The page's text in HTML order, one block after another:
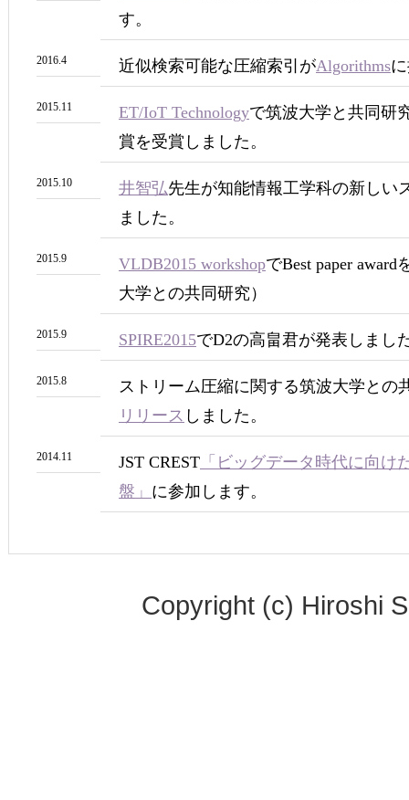
す。
2016.4 近似検索可能な圧縮索引がAlgorithms
2015.11 ET/IoT Technologyで筑波大学と共同研
賞を受賞しました。
2015.10 井智弘先生が知能情報工学科の新しい
ました。
2015.9 VLDB2015 workshopでBest paper
大学との共同研究）
2015.9 SPIRE2015でD2の高畠君が発表しまし
2015.8
ストリーム圧縮に関する筑波大学との
リリース しました。
2014.11 JST CREST 「ビッグデータ時代に向け
盤」 に参加します。
Copyright (c) Hiroshi